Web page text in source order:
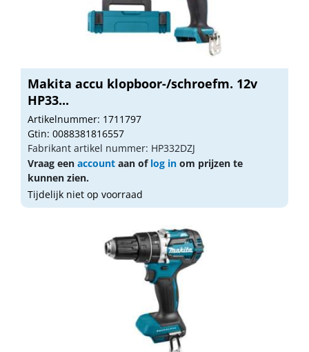
Makita accu klopboor-/schroefm. 12v
HP33...
Artikelnummer: 1711797
Gtin: 0088381816557
Fabrikant artikel nummer: HP332DZJ
Vraag een account aan of log in om prijzen te
kunnen zien.
Tijdelijk niet op voorraad